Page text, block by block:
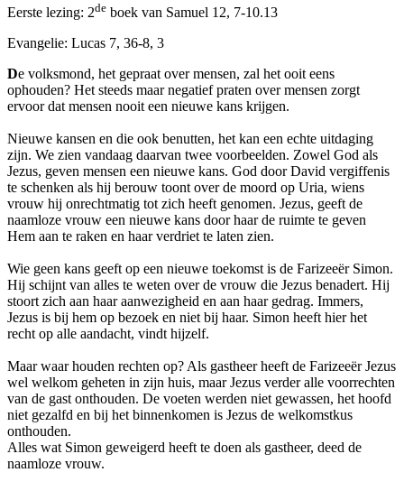
Eerste lezing: 2de boek van Samuel 12, 7-10.13
Evangelie: Lucas 7, 36-8, 3
De volksmond, het gepraat over mensen, zal het ooit eens
ophouden? Het steeds maar negatief praten over mensen zorgt
ervoor dat mensen nooit een nieuwe kans krijgen.
Nieuwe kansen en die ook benutten, het kan een echte uitdaging
zijn. We zien vandaag daarvan twee voorbeelden. Zowel God als
Jezus, geven mensen een nieuwe kans. God door David vergiffenis
te schenken als hij berouw toont over de moord op Uria, wiens
vrouw hij onrechtmatig tot zich heeft genomen. Jezus, geeft de
naamloze vrouw een nieuwe kans door haar de ruimte te geven
Hem aan te raken en haar verdriet te laten zien.
Wie geen kans geeft op een nieuwe toekomst is de Farizeeër Simon.
Hij schijnt van alles te weten over de vrouw die Jezus benadert. Hij
stoort zich aan haar aanwezigheid en aan haar gedrag. Immers,
Jezus is bij hem op bezoek en niet bij haar. Simon heeft hier het
recht op alle aandacht, vindt hijzelf.
Maar waar houden rechten op? Als gastheer heeft de Farizeeër Jezus
wel welkom geheten in zijn huis, maar Jezus verder alle voorrechten
van de gast onthouden. De voeten werden niet gewassen, het hoofd
niet gezalfd en bij het binnenkomen is Jezus de welkomstkus
onthouden.
Alles wat Simon geweigerd heeft te doen als gastheer, deed de
naamloze vrouw.